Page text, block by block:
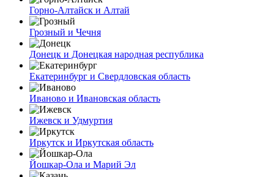
Горно-Алтайск и Алтай
Грозный и Чечня
Донецк и Донецкая народная республика
Екатеринбург и Свердловская область
Иваново и Ивановская область
Ижевск и Удмуртия
Иркутск и Иркутская область
Йошкар-Ола и Марий Эл